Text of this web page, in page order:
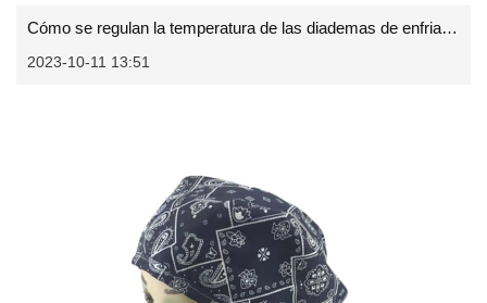
Cómo se regulan la temperatura de las diademas de enfriamiento
2023-10-11 13:51